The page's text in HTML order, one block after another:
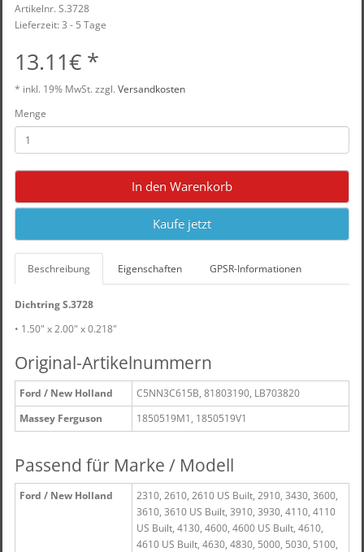
Artikelnr. S.3728
Lieferzeit: 3 - 5 Tage
13.11€ *
* inkl. 19% MwSt. zzgl. Versandkosten
Menge
In den Warenkorb
Kaufe jetzt
Beschreibung Eigenschaften GPSR-Informationen
Dichtring S.3728
• 1.50" x 2.00" x 0.218"
Original-Artikelnummern
Ford / New Holland
C5NN3C615B, 81803190, LB703820
Massey Ferguson
1850519M1, 1850519V1
Passend für Marke / Modell
Ford / New Holland
2310, 2610, 2610 US Built, 2910, 3430, 3600,
3610, 3610 US Built, 3910, 3930, 4110, 4110
US Built, 4130, 4600, 4600 US Built, 4610,
4610 US Built, 4630, 4830, 5000, 5030, 5100,